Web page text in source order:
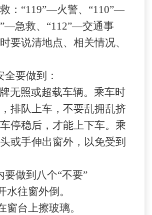
：“119”—火警、“110”—
急救、“112”—交通事
要说清地点、相关情况、
全要做到：
无照或超载车辆。乘车时
排队上车，不要乱拥乱挤
停稳后，才能上下车。乘
或手伸出窗外，以免受到
要做到八个“不要”
水往窗外倒。
窗台上擦玻璃。